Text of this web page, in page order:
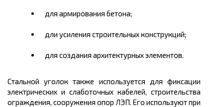
для армирования бетона;
дли усиления строительных конструкций;
для создания архитектурных элементов.
Стальной уголок также используется для фиксации
электрических и слаботочных кабелей, строительства
ограждения, сооружения опор ЛЭП. Его используют при